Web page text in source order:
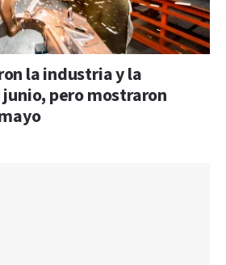
la industria y la
pero mostraron